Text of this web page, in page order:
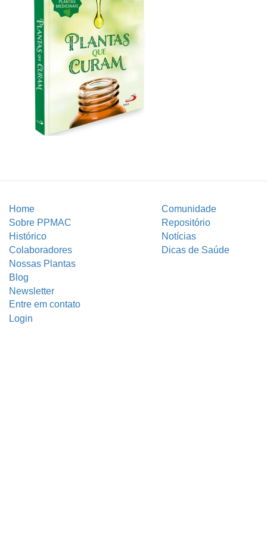
Home
Comunidade
Sobre PPMAC
Repositório
Histórico
Notícias
Colaboradores
Dicas de Saúde
Nossas Plantas
Blog
Newsletter
Entre em contato
Login